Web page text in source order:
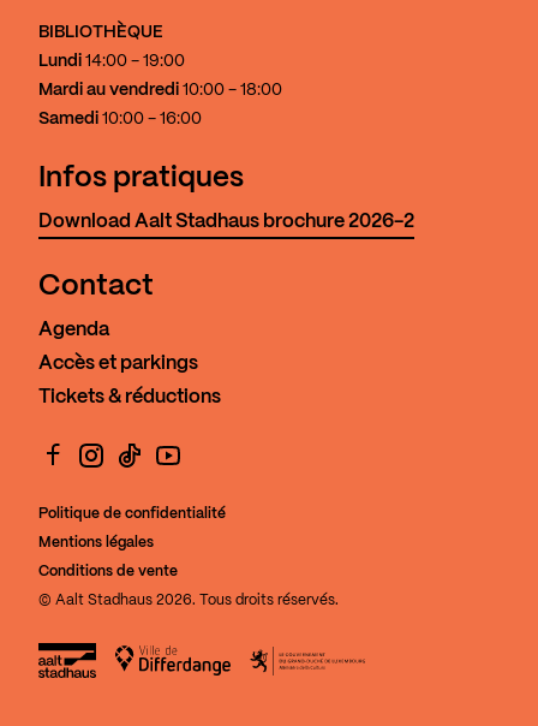
BIBLIOTHÈQUE
Lundi 14:00 - 19:00
Mardi au vendredi 10:00 - 18:00
Samedi 10:00 - 16:00
Infos pratiques
Download Aalt Stadhaus brochure 2026-2
Contact
Agenda
Accès et parkings
Tickets & réductions
Politique de confidentialité
Mentions légales
Conditions de vente
© Aalt Stadhaus 2026. Tous droits réservés.
Aalt StadhausVille de DifferdangeLe Gouvernement du Grand-